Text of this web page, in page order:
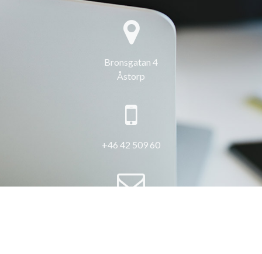
Bronsgatan 4
Åstorp
+46 42 509 60